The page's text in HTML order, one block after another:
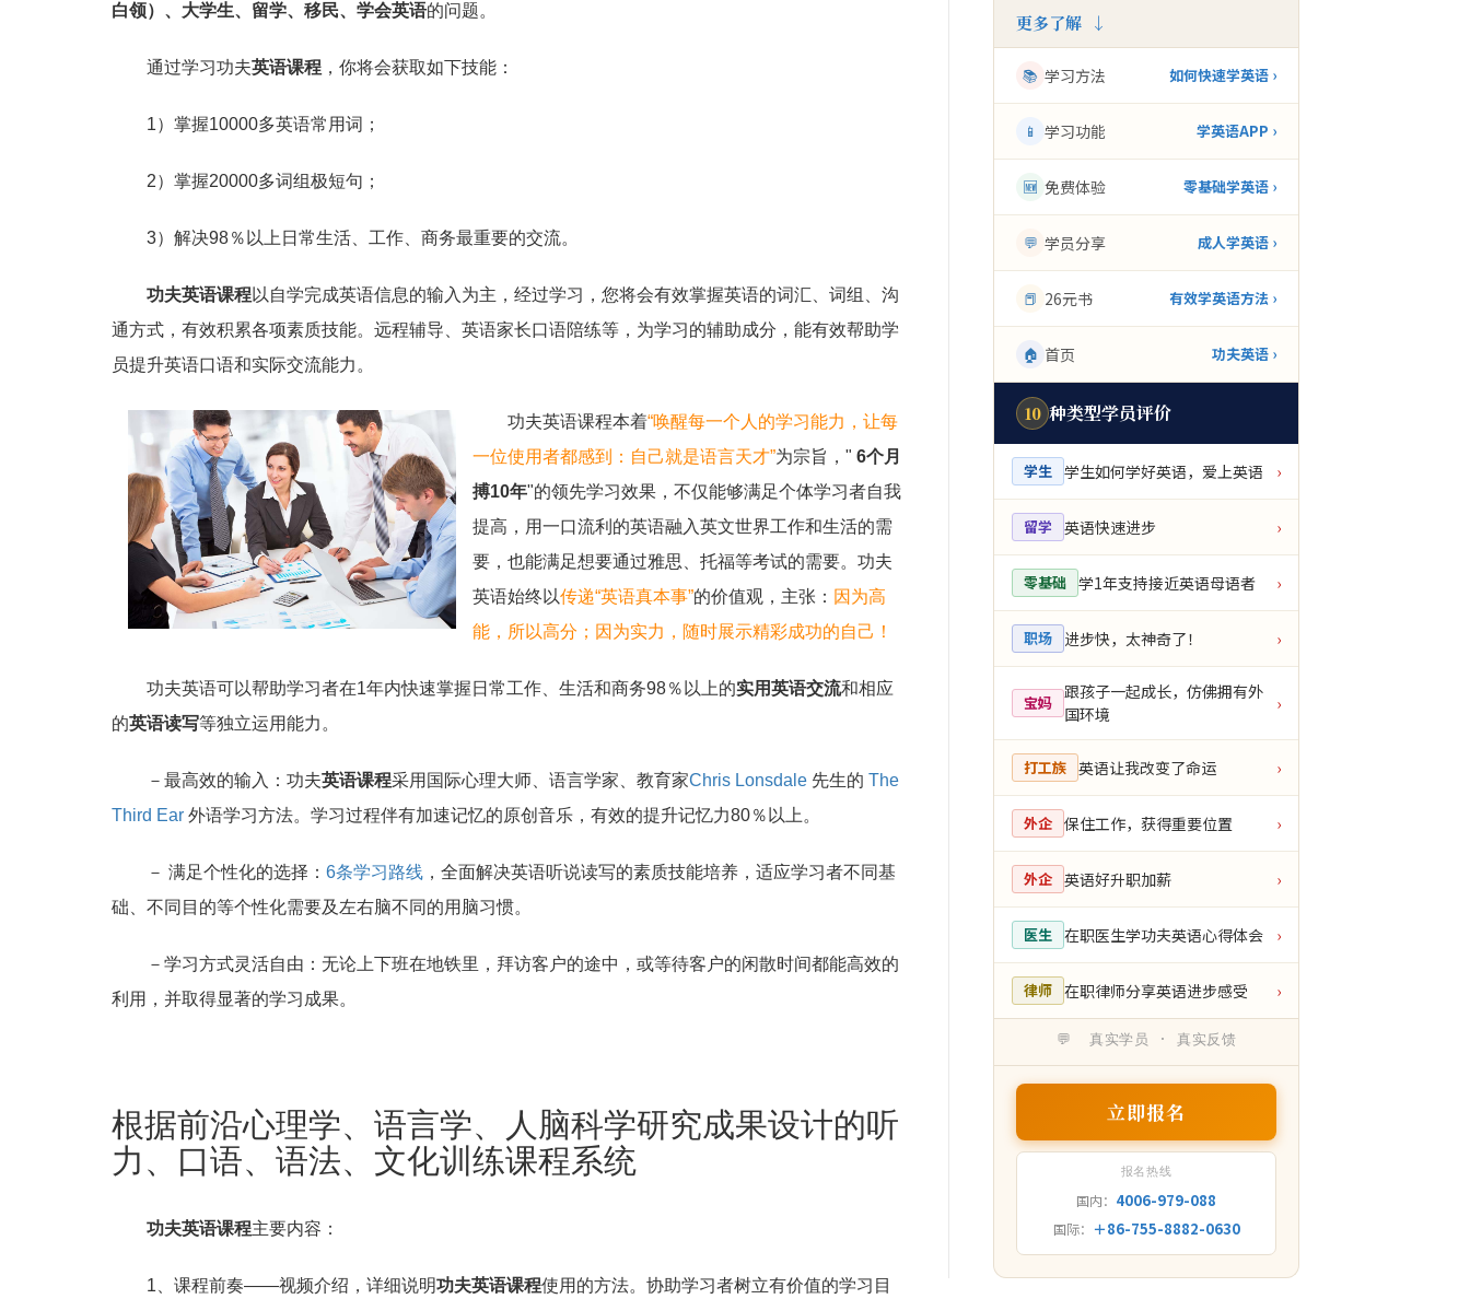
白领）、大学生、留学、移民、学会英语的问题。
通过学习功夫英语课程 ，你将会获取如下技能：
1）掌握10000多英语常用词；
2）掌握20000多词组极短句；
3）解决98％以上日常生活、工作、商务最重要的交流。
功夫英语课程以自学完成英语信息的输入为主，经过学习，您将会有效掌握英语的词汇、词组、沟
通方式，有效积累各项素质技能。远程辅导、英语家长口语陪练等，为学习的辅助成分，能有效帮助学
员提升英语口语和实际交流能力。
功夫英语课程本着“唤醒每一个人的学习能力，让每
一位使用者都感到：自己就是语言天才”为宗旨，" 6个月
搏10年"的领先学习效果，不仅能够满足个体学习者自我
提高，用一口流利的英语融入英文世界工作和生活的需
要，也能满足想要通过雅思、托福等考试的需要。功夫
英语始终以传递“英语真本事”的价值观，主张： 因为高
能，所以高分；因为实力，随时展示精彩成功的自己！
功夫英语可以帮助学习者在1年内快速掌握日常工作、生活和商务98％以上的实用英语交流和相应
的英语读写等独立运用能力。
－最高效的输入：功夫英语课程采用国际心理大师、语言学家、教育家Chris Lonsdale 先生的 The
Third Ear 外语学习方法。学习过程伴有加速记忆的原创音乐，有效的提升记忆力80％以上。
－ 满足个性化的选择： 6条学习路线 ，全面解决英语听说读写的素质技能培养，适应学习者不同基
础、不同目的等个性化需要及左右脑不同的用脑习惯。
－学习方式灵活自由：无论上下班在地铁里，拜访客户的途中，或等待客户的闲散时间都能高效的
利用，并取得显著的学习成果。
根据前沿心理学、语言学、人脑科学研究成果设计的听
力、口语、语法、文化训练课程系统
功夫英语课程主要内容：
1、课程前奏——视频介绍，详细说明功夫英语课程使用的方法。协助学习者树立有价值的学习目
更多了解 ↓
📚 学习方法 如何快速学英语 ›
📱 学习功能 学英语APP ›
🆕 免费体验 零基础学英语 ›
💬 学员分享 成人学英语 ›
📕 26元书 有效学英语方法 ›
🏠 首页 功夫英语 ›
10 种类型学员评价
学生 学生如何学好英语，爱上英语 ›
留学 英语快速进步 ›
零基础 学1年支持接近英语母语者 ›
职场 进步快，太神奇了！ ›
宝妈
跟孩子一起成长，仿佛拥有外
国环境
›
打工族 英语让我改变了命运 ›
外企 保住工作，获得重要位置 ›
外企 英语好升职加薪 ›
医生 在职医生学功夫英语心得体会 ›
律师 在职律师分享英语进步感受 ›
💬 真实学员 · 真实反馈
立即报名
报名热线
国内： 4006-979-088
国际： ＋86-755-8882-0630